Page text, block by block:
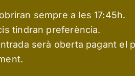
sempre a les 17:45h.
tindran preferència.
serà oberta pagant el